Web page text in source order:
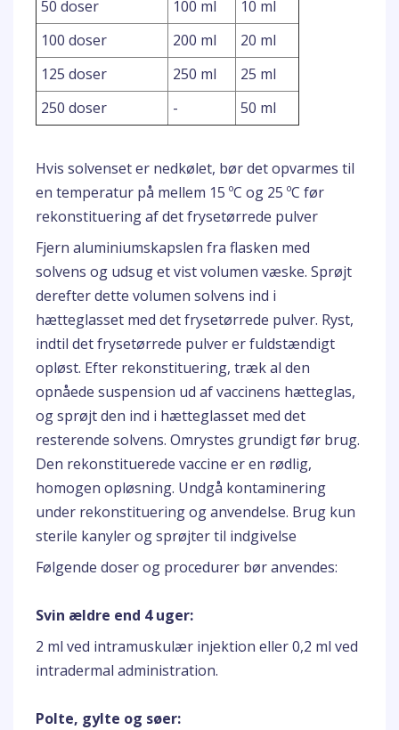
50 doser
100 ml
10 ml
100 doser
200 ml
20 ml
125 doser
250 ml
25 ml
250 doser
- 50 ml
Hvis solvenset er nedkølet, bør det opvarmes til
en temperatur på mellem 15 ºC og 25 ºC før
rekonstituering af det frysetørrede pulver
Fjern aluminiumskapslen fra flasken med
solvens og udsug et vist volumen væske. Sprøjt
derefter dette volumen solvens ind i
hætteglasset med det frysetørrede pulver. Ryst,
indtil det frysetørrede pulver er fuldstændigt
opløst. Efter rekonstituering, træk al den
opnåede suspension ud af vaccinens hætteglas,
og sprøjt den ind i hætteglasset med det
resterende solvens. Omrystes grundigt før brug.
Den rekonstituerede vaccine er en rødlig,
homogen opløsning. Undgå kontaminering
under rekonstituering og anvendelse. Brug kun
sterile kanyler og sprøjter til indgivelse
Følgende doser og procedurer bør anvendes:
Svin ældre end 4 uger:
2 ml ved intramuskulær injektion eller 0,2 ml ved
intradermal administration.
Polte, gylte og søer: